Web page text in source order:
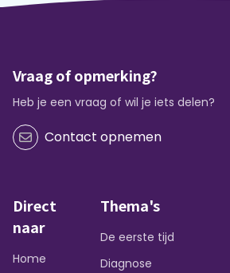
Vraag of opmerking?
Heb je een vraag of wil je iets delen?
Contact opnemen
Direct
naar
Home
Thema's
De eerste tijd
Diagnose